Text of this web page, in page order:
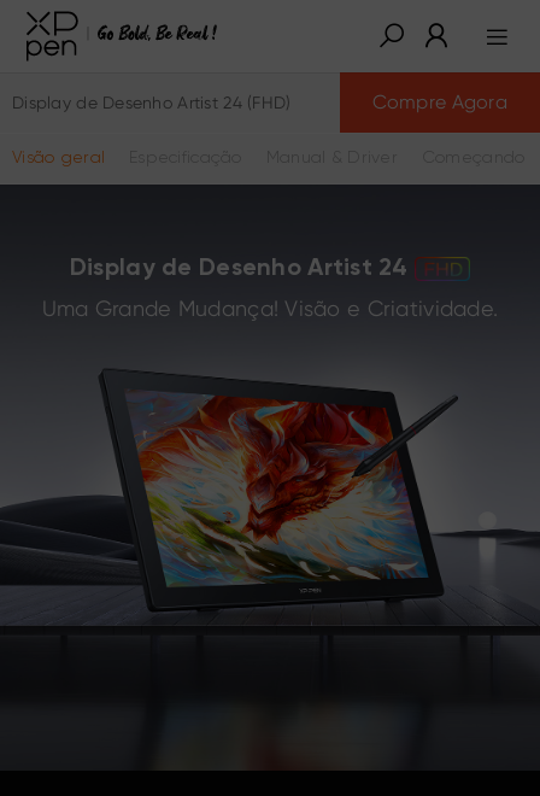
Display de Desenho Artist 24 (FHD)
Visão geral
Compre Agora
Display de Desenho Artist 24
Uma Grande Mudança! Visão e Criatividade.